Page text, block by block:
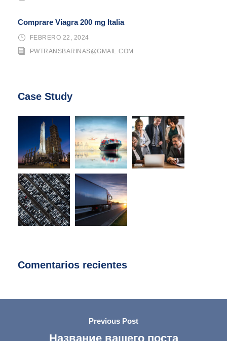
Comprare Viagra 200 mg Italia
FEBRERO 22, 2024
PWTRANSBARINAS@GMAIL.COM
Case Study
Comentarios recientes
Previous Post
Название вашего поста